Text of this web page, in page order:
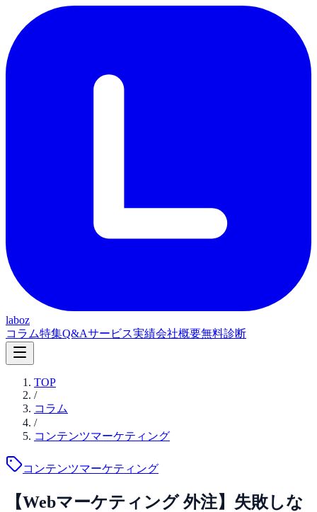
laboz
コラム特集Q&Aサービス実績会社概要無料診断
TOP
/
コラム
/
コンテンツマーケティング
コンテンツマーケティング
【Webマーケティング 外注】失敗しな